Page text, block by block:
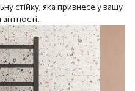
стійку, яка привнесе у вашу